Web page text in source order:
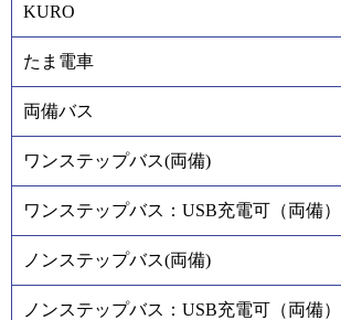
KURO
たま電車
両備バス
ワンステップバス(両備)
ワンステップバス：USB充電可（両備）
ノンステップバス(両備)
ノンステップバス：USB充電可（両備）